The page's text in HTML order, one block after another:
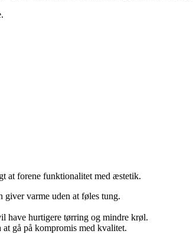
at forene funktionalitet med æstetik.
giver varme uden at føles tung.
have hurtigere tørring og mindre krøl.
gå på kompromis med kvalitet.